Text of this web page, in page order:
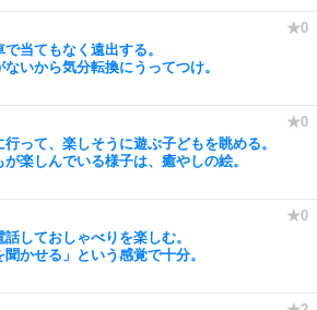
で当てもなく遠出する。
ないから気分転換にうってつけ。
行って、楽しそうに遊ぶ子どもを眺める。
が楽しんでいる様子は、癒やしの絵。
話しておしゃべりを楽しむ。
聞かせる」という感覚で十分。